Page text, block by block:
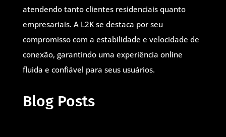
atendendo tanto clientes residenciais quanto
empresariais. A L2K se destaca por seu
compromisso com a estabilidade e velocidade de
conexão, garantindo uma experiência online
fluida e confiável para seus usuários.
Blog Posts